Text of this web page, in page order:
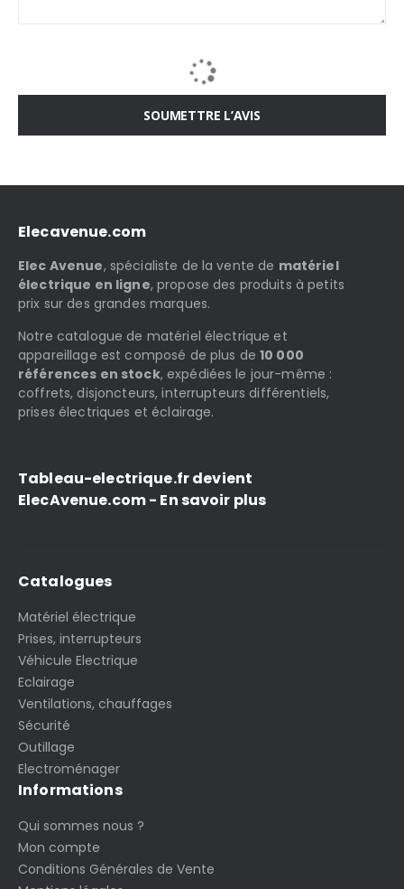
SOUMETTRE L’AVIS
Elecavenue.com
Elec Avenue, spécialiste de la vente de matériel
électrique en ligne, propose des produits à petits
prix sur des grandes marques.
Notre catalogue de matériel électrique et
appareillage est composé de plus de10 000
références en stock, expédiées le jour-même :
coffrets, disjoncteurs, interrupteurs différentiels,
prises électriques et éclairage.
Tableau-electrique.fr devient
ElecAvenue.com - En savoir plus
Catalogues
Matériel électrique
Prises, interrupteurs
Véhicule Electrique
Eclairage
Ventilations, chauffages
Sécurité
Outillage
Electroménager
Informations
Qui sommes nous ?
Mon compte
Conditions Générales de Vente